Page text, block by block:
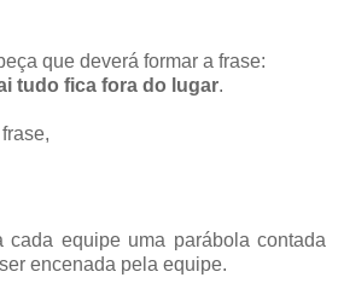
que deverá formar a frase:
tudo fica fora do lugar.
cada equipe uma parábola contada
encenada pela equipe.